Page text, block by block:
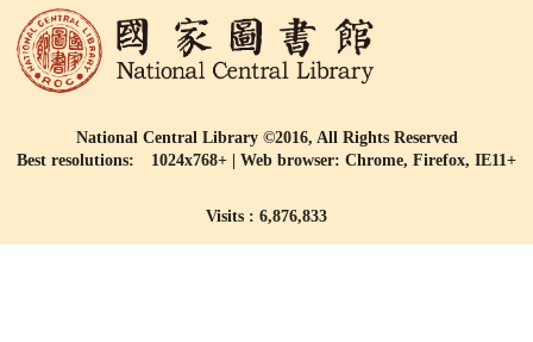
National Central Library ©2016, All Rights Reserved
Best resolutions: 1024x768+ | Web browser: Chrome, Firefox, IE11+
Visits : 6,876,833